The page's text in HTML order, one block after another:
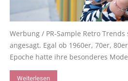
Werbung / PR-Sample Retro
angesagt. Egal ob 1960er, 70er,
Epoche hatte ihre besonderes
Weiterlesen